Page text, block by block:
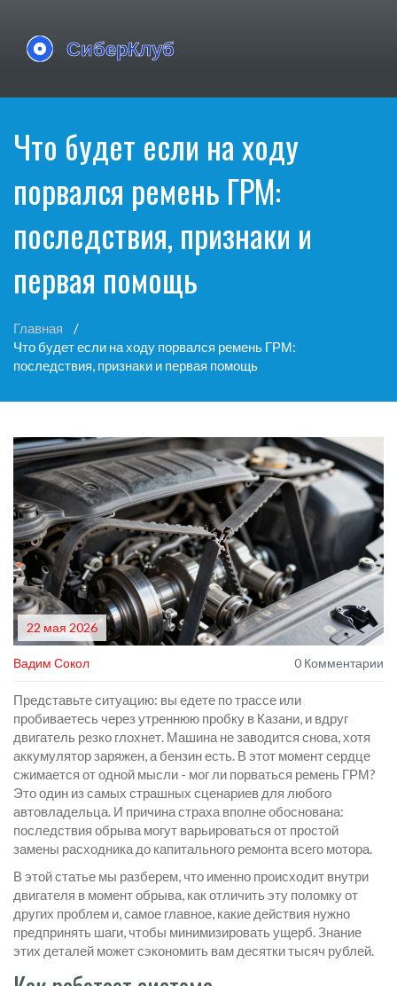
Что будет если на ходу
порвался ремень ГРМ:
последствия, признаки и
первая помощь
Главная
Что будет если на ходу порвался ремень ГРМ:
последствия, признаки и первая помощь
22 мая 2026
Вадим Сокол 0 Комментарии
Представьте ситуацию: вы едете по трассе или
пробиваетесь через утреннюю пробку в Казани, и вдруг
двигатель резко глохнет. Машина не заводится снова, хотя
аккумулятор заряжен, а бензин есть. В этот момент сердце
сжимается от одной мысли - мог ли порваться ремень ГРМ?
Это один из самых страшных сценариев для любого
автовладельца. И причина страха вполне обоснована:
последствия обрыва могут варьироваться от простой
замены расходника до капитального ремонта всего мотора.
В этой статье мы разберем, что именно происходит внутри
двигателя в момент обрыва, как отличить эту поломку от
других проблем и, самое главное, какие действия нужно
предпринять шаги, чтобы минимизировать ущерб. Знание
этих деталей может сэкономить вам десятки тысяч рублей.